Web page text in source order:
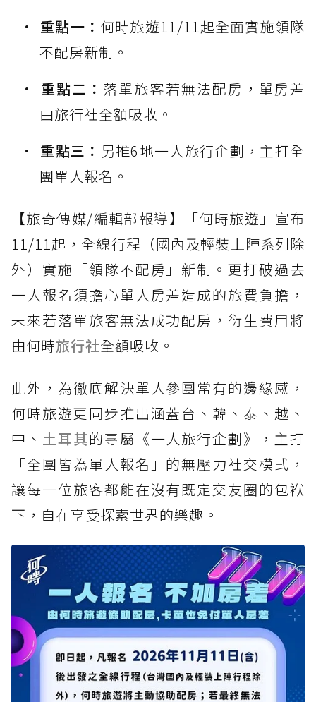
重點一： 何時旅遊11/11起全面實施領隊
不配房新制。
重點二： 落單旅客若無法配房，單房差
由旅行社全額吸收。
重點三： 另推6地一人旅行企劃，主打全
團單人報名。
【旅奇傳媒/編輯部報導】「何時旅遊」宣布
11/11起，全線行程（國內及輕裝上陣系列除
外）實施「領隊不配房」新制。更打破過去
一人報名須擔心單人房差造成的旅費負擔，
未來若落單旅客無法成功配房，衍生費用將
由何時旅行社全額吸收。
此外，為徹底解決單人參團常有的邊緣感，
何時旅遊更同步推出涵蓋台、韓、泰、越、
中、 土耳其的專屬《一人旅行企劃》，主打
「全團皆為單人報名」的無壓力社交模式，
讓每一位旅客都能在沒有既定交友圈的包袱
下，自在享受探索世界的樂趣。